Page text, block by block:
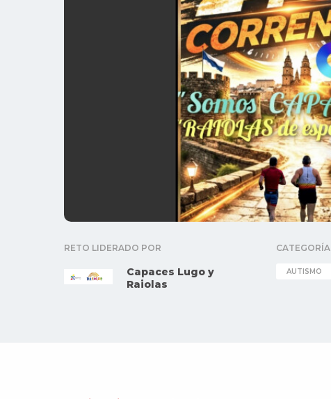
RETO LIDERADO POR
Capaces Lugo y
Raiolas
CATEGORÍA
AUTISMO